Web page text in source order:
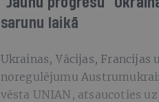
sarunu laikā
Ukrainas, Vācijas,
noregulējumu
vēsta UNIAN, atsaucoties